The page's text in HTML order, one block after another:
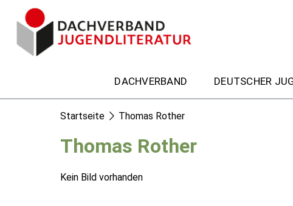
DACHVERBAND DEUTSCHER
Startseite Thomas Rother
Thomas Rother
Kein Bild vorhanden